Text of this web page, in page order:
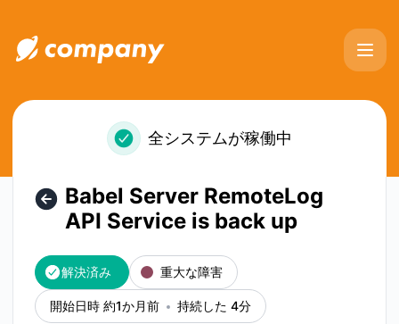
全システムが稼働中
Babel Server RemoteLog
API Service is back up
解決済み 重大な障害
開始日時 約1か月前 持続した 4分